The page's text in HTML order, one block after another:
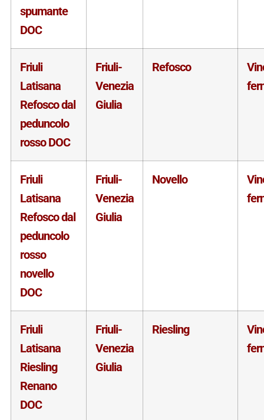
spumante
DOC
Friuli
Latisana
Refosco dal
peduncolo
rosso DOC
Friuli-
Venezia
Giulia
Refosco
Friuli
Latisana
Refosco dal
peduncolo
rosso
novello
DOC
Friuli-
Venezia
Giulia
Novello
Friuli
Latisana
Riesling
Renano
DOC
Friuli-
Venezia
Giulia
Riesling